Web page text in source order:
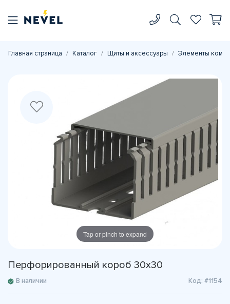
Главная страница Каталог Щиты и аксессуары Элементы
Tap or pinch to expand
Перфорированный короб 30х30
В наличии Код: #1154